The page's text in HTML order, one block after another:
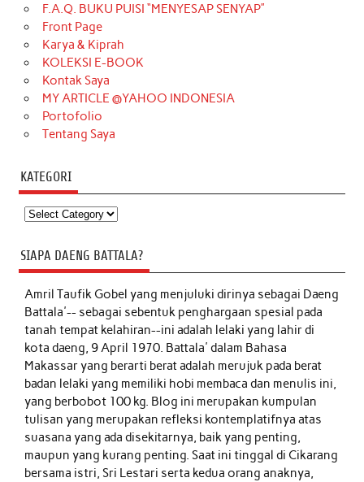
F.A.Q. BUKU PUISI “MENYESAP SENYAP”
Front Page
Karya & Kiprah
KOLEKSI E-BOOK
Kontak Saya
MY ARTICLE @YAHOO INDONESIA
Portofolio
Tentang Saya
KATEGORI
Kategori
SIAPA DAENG BATTALA?
Amril Taufik Gobelyang menjuluki dirinya sebagai Daeng
Battala'-- sebagai sebentuk penghargaan spesial pada
tanah tempat kelahiran--ini adalah lelaki yang lahir di
kota daeng, 9 April 1970. Battala' dalam Bahasa
Makassar yang berarti berat adalah merujuk pada berat
badan lelaki yang memiliki hobi membaca dan menulis ini,
yang berbobot 100 kg. Blog ini merupakan kumpulan
tulisan yang merupakan refleksi kontemplatifnya atas
suasana yang ada disekitarnya, baik yang penting,
maupun yang kurang penting. Saat ini tinggal di Cikarang
bersama istri, Sri Lestari serta kedua orang anaknya,